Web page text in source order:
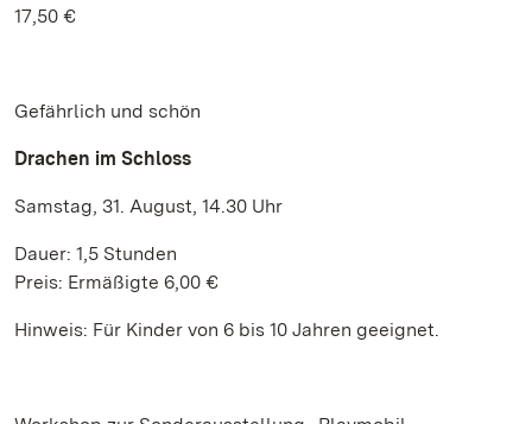
17,50 €
Gefährlich und schön
Drachen im Schloss
Samstag, 31. August, 14.30 Uhr
Dauer: 1,5 Stunden
Preis: Ermäßigte 6,00 €
Hinweis: Für Kinder von 6 bis 10 Jahren geeignet.